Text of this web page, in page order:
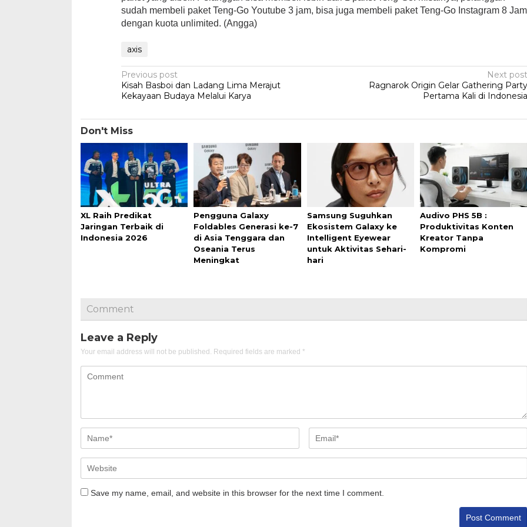
sudah membeli paket Teng-Go Youtube 3 jam, bisa juga membeli paket Teng-Go Instagram 8 Jam
dengan kuota unlimited. (Angga)
axis
Post
navigation
Previous post
Kisah Basboi dan Ladang Lima Merajut
Kekayaan Budaya Melalui Karya
Next post
Ragnarok Origin Gelar Gathering Party
Pertama Kali di Indonesia
Don't Miss
XL Raih Predikat
Jaringan Terbaik di
Indonesia 2026
Pengguna Galaxy
Foldables Generasi ke-7
di Asia Tenggara dan
Oseania Terus
Meningkat
Samsung Suguhkan
Ekosistem Galaxy ke
Intelligent Eyewear
untuk Aktivitas Sehari-
hari
Audivo PHS 5B :
Produktivitas Konten
Kreator Tanpa
Kompromi
Comment
Leave a Reply
Your email address will not be published. Required fields are marked *
Save my name, email, and website in this browser for the next time I comment.